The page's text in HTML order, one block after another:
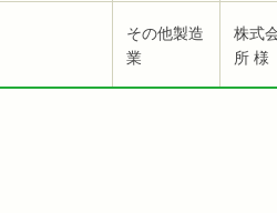
その他製造
業
株式
所 様